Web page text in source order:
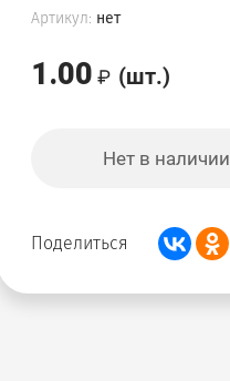
Артикул: нет
1.00 (шт.)
Нет в наличии
Поделиться